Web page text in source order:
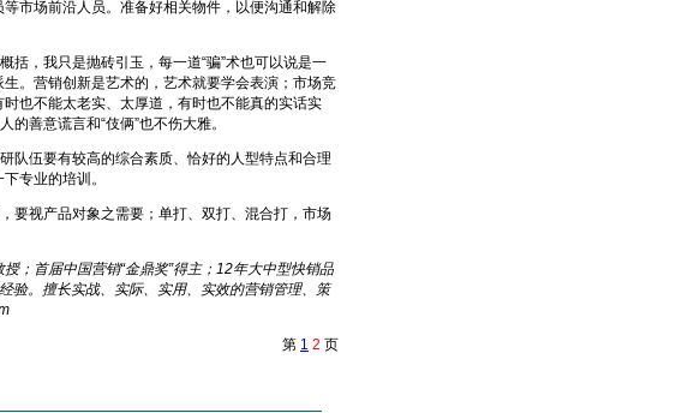
场前沿人员。准备好相关物件，以便沟通和解除
，我只是抛砖引玉，每一道“骗”术也可以说是一
。营销创新是艺术的，艺术就要学会表演；市场竞
也不能太老实、太厚道，有时也不能真的实话实
善意谎言和“伎俩”也不伤大雅。
伍要有较高的综合素质、恰好的人型特点和合理
专业的培训。
视产品对象之需要；单打、双打、混合打，市场
首届中国营销“金鼎奖”得主；12年大中型快销品
验。擅长实战、实际、实用、实效的营销管理、策
第 1 2 页